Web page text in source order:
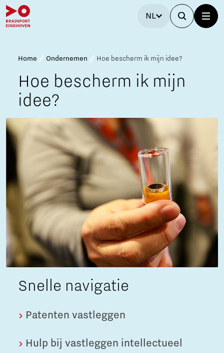
NL
Home Ondernemen Hoe bescherm ik mijn idee?
Hoe bescherm ik mijn
idee?
Snelle navigatie
Patenten vastleggen
Hulp bij vastleggen intellectueel